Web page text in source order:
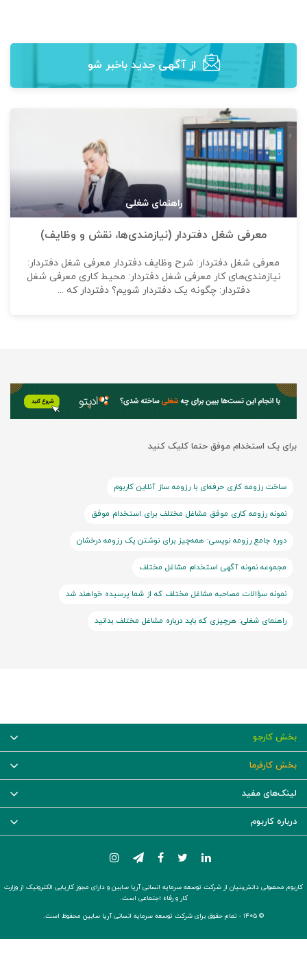
از آگهی‌ جدید باخبر شو
راهنمای شغلی
معرفی شغل دفتردار (نیازمندی‌ها، نقش و وظایف)
معرفی شغل دفتردار: شرح وظایف دفتردار معرفی شغل دفتردار:
نیازمندی‌های کار معرفی شغل دفتردار: محیط کاری معرفی شغل
دفتردار: چگونه یک دفتردار شویم؟ دفتردار که ...
برای یک استخدام موفق حتما کلیک کنید
ساخت رزومه کاری حرفه‌ای با رزومه ساز آنلاین کاربوم
نمونه رزومه کاری موفق مشاغل مختلف برای استخدام موفق
دوره جامع رزومه نویسی: همه‌چیز برای نوشتن یک رزومه درخشان
مجموعه نمونه آگهی استخدام مشاغل مختلف
نمونه سؤالات مصاحبه مشاغل مختلف که از شما پرسیده خواهند شد
راهنمای شغلی: هرچیزی که باید درباره مشاغل مختلف بدانید
بخش کارجو
بخش کارفرما
لینک‌های مفید
درباره کاربوم
کاربوم محصولی دانش‌بنیان از شرکت توسعه سرمایه انسانی آریا سابین و دارای مجوز کاریابی الکترونیک از وزارت
کار و رفاه اجتماعی است.
© ۱۴۰۵ -
تمام حقوق برای شرکت توسعه سرمایه انسانی آریا سابین محفوظ است.